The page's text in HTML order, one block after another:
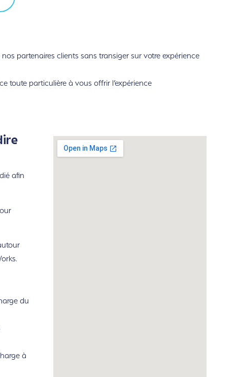
partenaires clients sans transiger sur votre expérience
toute particulière à vous offrir l’expérience
afin
du
à